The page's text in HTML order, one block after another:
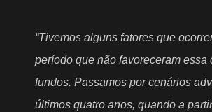
“Tivemos alguns fatores que
período que não favoreceram essa
fundos. Passamos por cenários
últimos quatro anos, quando a